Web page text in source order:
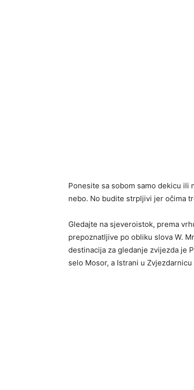
Ponesite sa sobom samo dekicu
nebo. No budite strpljivi jer očima
Gledajte na sjeveroistok, prema
prepoznatljive po obliku slova W.
destinacija za gledanje zvijezda je
selo Mosor, a Istrani u Zvjezdarnicu